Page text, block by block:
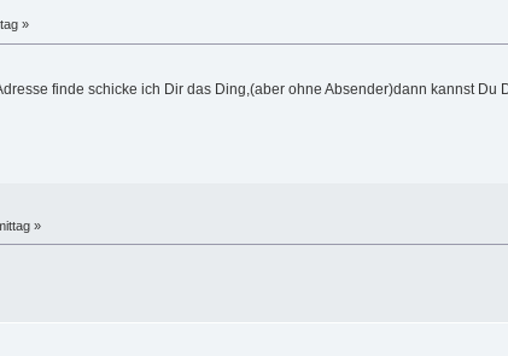
»
finde schicke ich Dir das Ding,(aber ohne Absender)dann kannst Du
»